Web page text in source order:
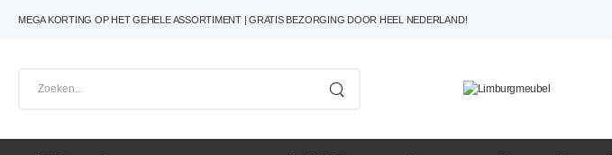
MEGA KORTING OP HET GEHELE ASSORTIMENT | GRATIS BEZORGING DOOR HEEL NEDERLAND!